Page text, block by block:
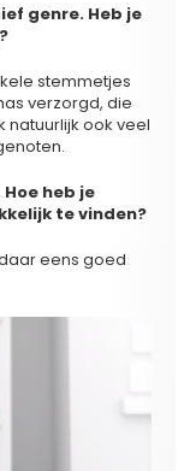
genre. Heb je
stemmetjes
verzorgd, die
natuurlijk ook veel
heb je
te vinden?
eens goed